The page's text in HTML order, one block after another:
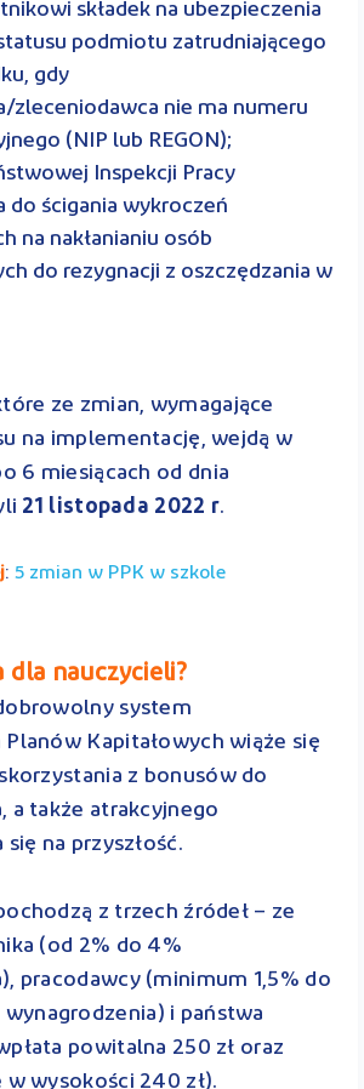
składek na ubezpieczenia
podmiotu zatrudniającego
gdy
zleceniodawca nie ma numeru
(NIP lub REGON);
Inspekcji Pracy
do ścigania wykroczeń
na nakłanianiu osób
do rezygnacji z oszczędzania w
ze zmian, wymagające
na implementację, wejdą w
6 miesiącach od dnia
21 listopada 2022 r.
: 5 zmian w PPK w szkole
dla nauczycieli?
system
Kapitałowych wiąże się
z bonusów do
a także atrakcyjnego
na przyszłość.
z trzech źródeł – ze
(od 2% do 4%
pracodawcy (minimum 1,5% do
i państwa
powitalna 250 zł oraz
w wysokości 240 zł).